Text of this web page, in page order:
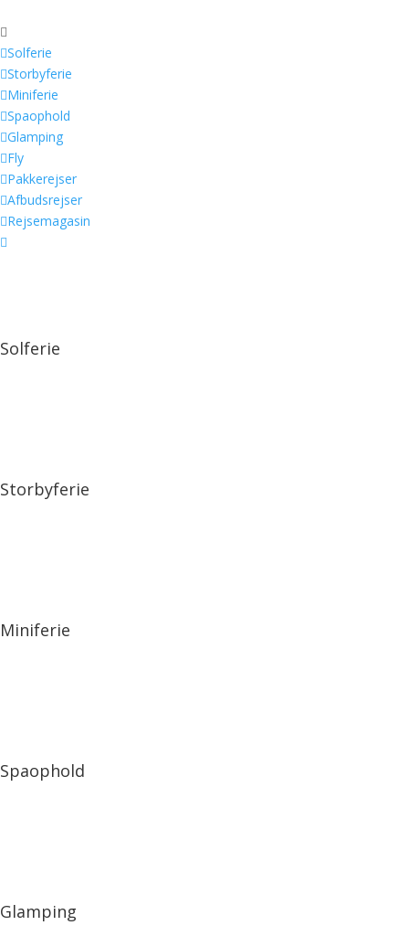

Solferie
Storbyferie
Miniferie
Spaophold
Glamping
Fly
Pakkerejser
Afbudsrejser
Rejsemagasin

Solferie
Storbyferie
Miniferie
Spaophold
Glamping